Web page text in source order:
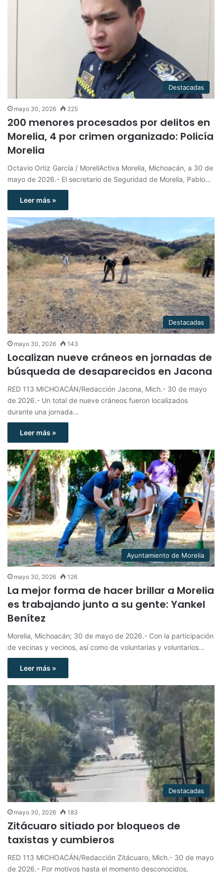
Destacadas
mayo 30, 2026 225
200 menores procesados por delitos en
Morelia, 4 por crimen organizado: Policía
Morelia
Octavio Ortiz García / MoreliActiva Morelia, Michoacán, a 30 de
mayo de 2026.- El secretario de Seguridad de Morelia, Pablo…
Leer más »
Destacadas
mayo 30, 2026 143
Localizan nueve cráneos en jornadas de
búsqueda de desaparecidos en Jacona
RED 113 MICHOACÁN/Redacción Jacona, Mich.- 30 de mayo
de 2026.- Un total de nueve cráneos fueron localizados
durante una jornada…
Leer más »
Ayuntamiento de Morelia
mayo 30, 2026 126
La mejor forma de hacer brillar a Morelia
es trabajando junto a su gente: Yankel
Benítez
Morelia, Michoacán; 30 de mayo de 2026.- Con la participación
de vecinas y vecinos, así como de voluntarias y voluntarios…
Leer más »
Destacadas
mayo 30, 2026 183
Zitácuaro sitiado por bloqueos de
taxistas y cumbieros
RED 113 MICHOACÁN/Redacción Zitácuaro, Mich.- 30 de mayo
de 2026.- Por motivos hasta el momento desconocidos,